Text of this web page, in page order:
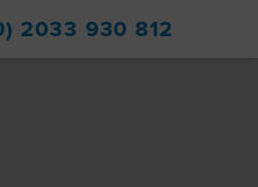
2033 930 812